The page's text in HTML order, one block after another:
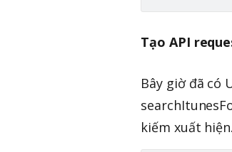
Tạo API
Bây giờ đã có
kiếm xuất